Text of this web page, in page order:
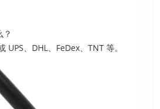
？
UPS、DHL、FeDex、TNT 等。